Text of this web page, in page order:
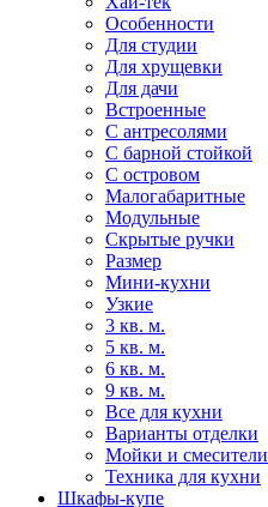
Особенности
Для студии
Для хрущевки
Для дачи
Встроенные
С антресолями
С барной стойкой
С островом
Малогабаритные
Модульные
Скрытые ручки
Размер
Мини-кухни
Узкие
3 кв. м.
5 кв. м.
6 кв. м.
9 кв. м.
Все для кухни
Варианты отделки
Мойки и смесители
Техника для кухни
Шкафы-купе